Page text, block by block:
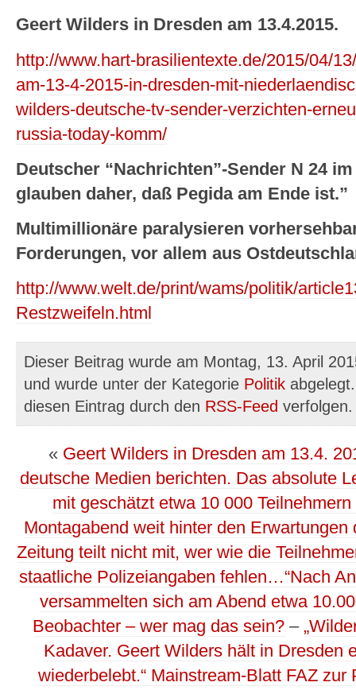
Geert Wilders in Dresden am 13.4.2015.
http://www.hart-brasilientexte.de/2015/04/
am-13-4-2015-in-dresden-mit-
wilders-deutsche-tv-sender-verzichten-
russia-today-komm/
Deutscher “Nachrichten”-Sender N 24
glauben daher, daß Pegida am Ende ist.”
Multimillionäre paralysieren
Forderungen, vor allem aus
http://www.welt.de/print/wams/politik/
Restzweifeln.html
Dieser Beitrag wurde am Montag, 13. April
und wurde unter der Kategorie Politik
diesen Eintrag durch den RSS-Feed verfolgen.
« Geert Wilders in Dresden am 13.4.
deutsche Medien berichten. Das absolute
mit geschätzt etwa 10 000
Montagabend weit hinter den Erwartungen
Zeitung teilt nicht mit, wer wie die
staatliche Polizeiangaben fehlen…“Nach
versammelten sich am Abend etwa
Beobachter – wer mag das sein? –
Kadaver. Geert Wilders hält in Dresden
wiederbelebt.“ Mainstream-Blatt FAZ